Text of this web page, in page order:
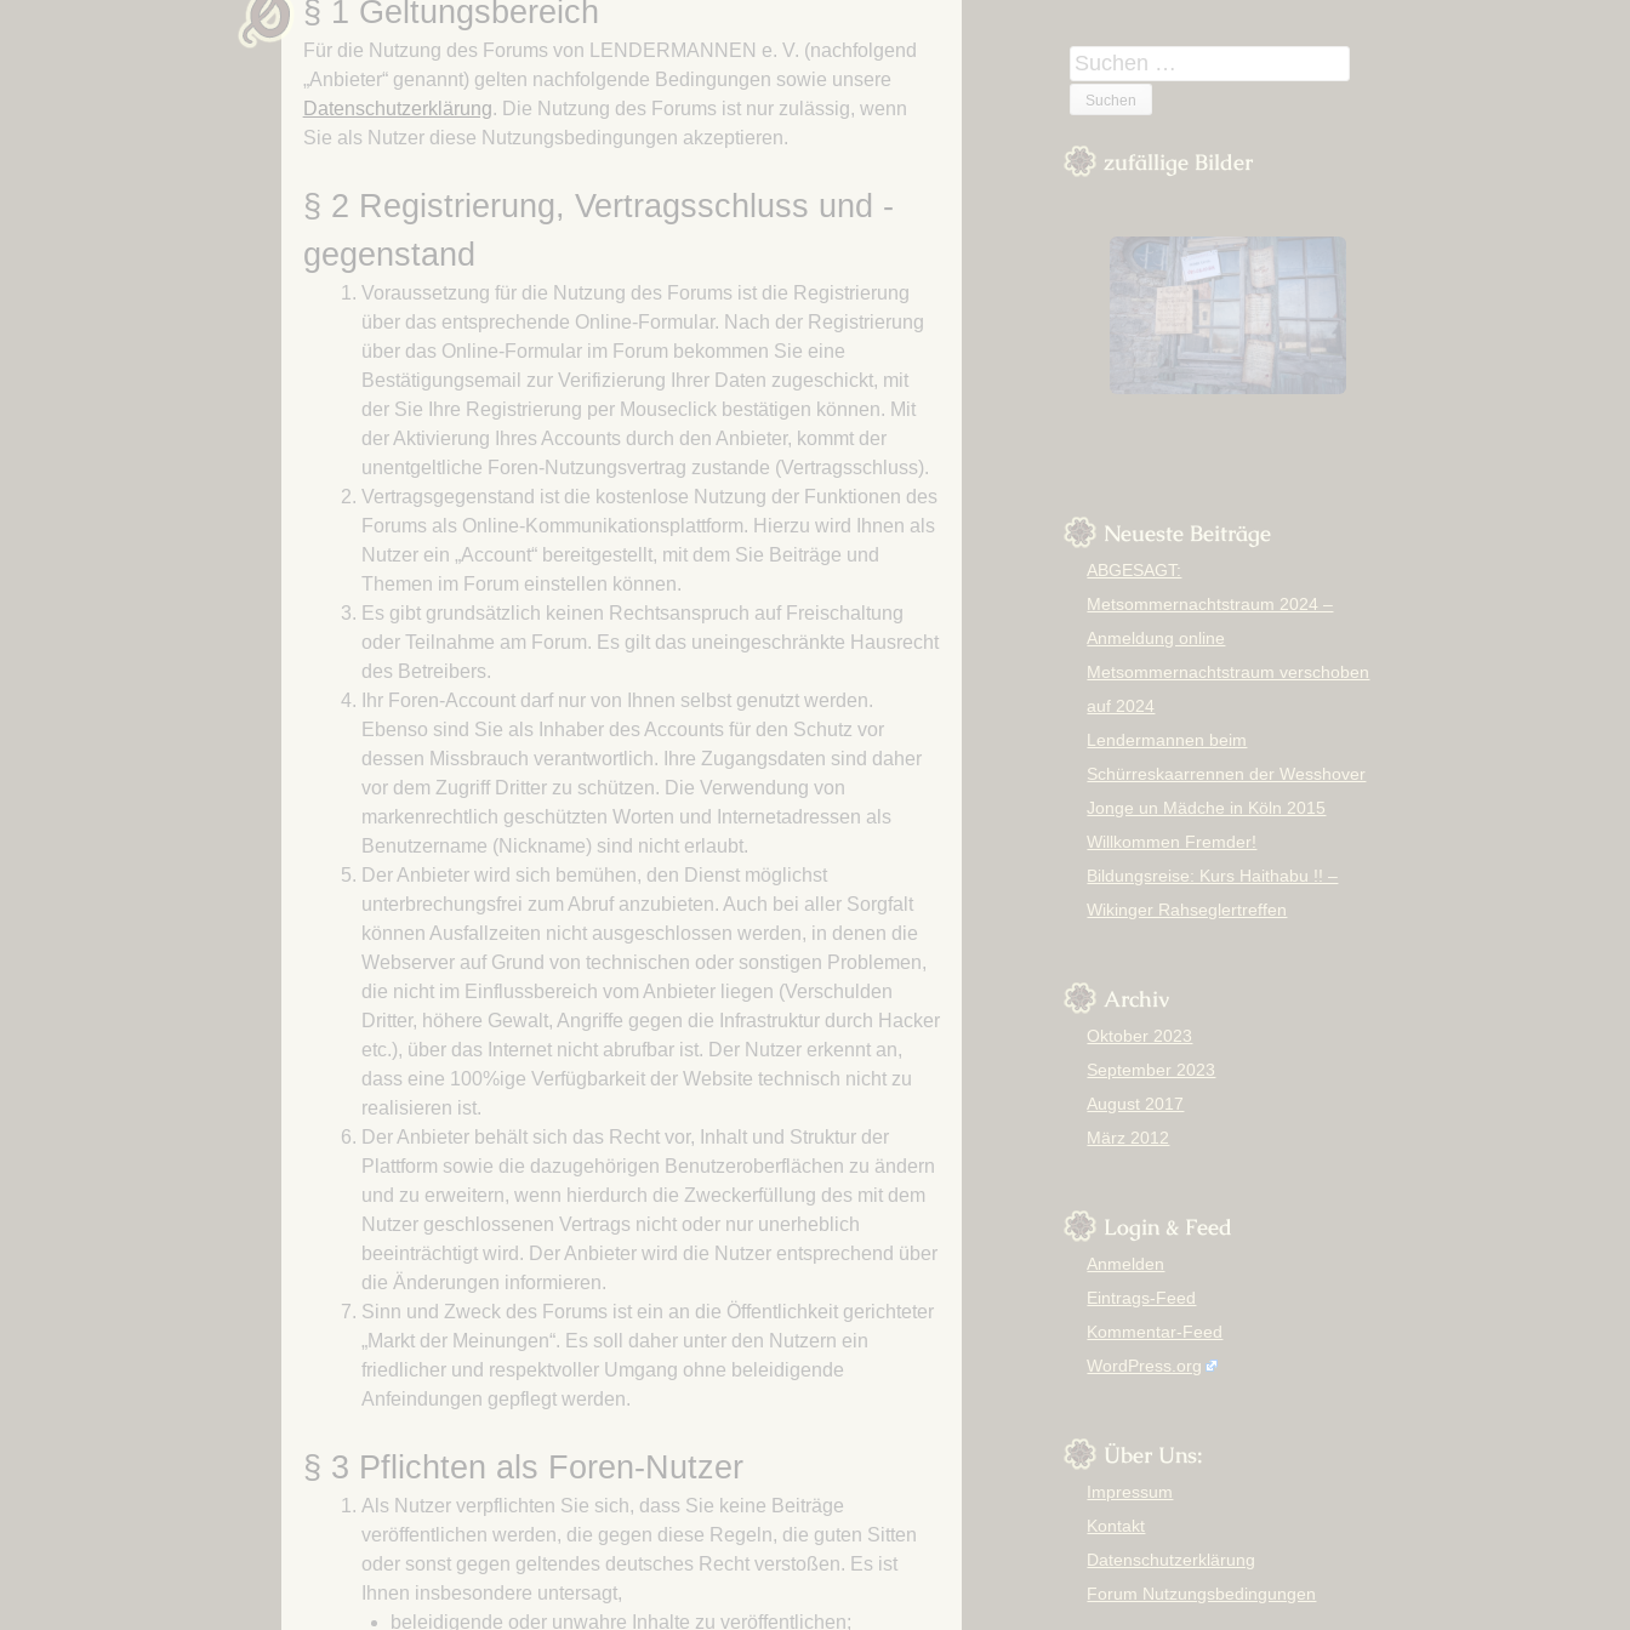
Kapitel 04 – Dragodem
Kapitel 05 – Ein Onager für
das Heer
Lendermannen
Lendermannen
Kapitel 08 – Rückkehr
nach Starkadsund
Kapitel 09 – Ein alter
Bekannter
Kapitel 10 – Noch ältere
Bekannte
Kapitel 11 – Die Chatten
Kapitel 12 – Ein Schiff
Kapitel 13 – Eine Jurte
Kapitel 14 – Auch
zerschlagen
Kapitel 15 – Neu-Freystadt
Kapitel 16 – Erste
Lendermannen-Schenke
auf dem Winterthing
Kapitel 17 – Im Lande der
Chatten
Kapitel 18 – Merseberg
Kapitel 19 – Das Land der
Drachen gehört den Orks
Kapitel 20 – Das Land der
Drachen gehörte den Orks
Heeres
§ 1 Geltungsbereich
Für die Nutzung des Forums von LENDERMANNEN e. V. (nachfolgend
„Anbieter“ genannt) gelten nachfolgende Bedingungen sowie unsere
Datenschutzerklärung. Die Nutzung des Forums ist nur zulässig, wenn
Sie als Nutzer diese Nutzungsbedingungen akzeptieren.
§ 2 Registrierung, Vertragsschluss und -
gegenstand
Voraussetzung für die Nutzung des Forums ist die Registrierung
über das entsprechende Online-Formular. Nach der Registrierung
über das Online-Formular im Forum bekommen Sie eine
Bestätigungsemail zur Verifizierung Ihrer Daten zugeschickt, mit
der Sie Ihre Registrierung per Mouseclick bestätigen können. Mit
der Aktivierung Ihres Accounts durch den Anbieter, kommt der
unentgeltliche Foren-Nutzungsvertrag zustande (Vertragsschluss).
Vertragsgegenstand ist die kostenlose Nutzung der Funktionen des
Forums als Online-Kommunikationsplattform. Hierzu wird Ihnen als
Nutzer ein „Account“ bereitgestellt, mit dem Sie Beiträge und
Themen im Forum einstellen können.
Es gibt grundsätzlich keinen Rechtsanspruch auf Freischaltung
oder Teilnahme am Forum. Es gilt das uneingeschränkte Hausrecht
des Betreibers.
Ihr Foren-Account darf nur von Ihnen selbst genutzt werden.
Ebenso sind Sie als Inhaber des Accounts für den Schutz vor
dessen Missbrauch verantwortlich. Ihre Zugangsdaten sind daher
vor dem Zugriff Dritter zu schützen. Die Verwendung von
markenrechtlich geschützten Worten und Internetadressen als
Benutzername (Nickname) sind nicht erlaubt.
Der Anbieter wird sich bemühen, den Dienst möglichst
unterbrechungsfrei zum Abruf anzubieten. Auch bei aller Sorgfalt
können Ausfallzeiten nicht ausgeschlossen werden, in denen die
Webserver auf Grund von technischen oder sonstigen Problemen,
die nicht im Einflussbereich vom Anbieter liegen (Verschulden
Dritter, höhere Gewalt, Angriffe gegen die Infrastruktur durch Hacker
etc.), über das Internet nicht abrufbar ist. Der Nutzer erkennt an,
dass eine 100%ige Verfügbarkeit der Website technisch nicht zu
realisieren ist.
Der Anbieter behält sich das Recht vor, Inhalt und Struktur der
Plattform sowie die dazugehörigen Benutzeroberflächen zu ändern
und zu erweitern, wenn hierdurch die Zweckerfüllung des mit dem
Nutzer geschlossenen Vertrags nicht oder nur unerheblich
beeinträchtigt wird. Der Anbieter wird die Nutzer entsprechend über
die Änderungen informieren.
Sinn und Zweck des Forums ist ein an die Öffentlichkeit gerichteter
„Markt der Meinungen“. Es soll daher unter den Nutzern ein
friedlicher und respektvoller Umgang ohne beleidigende
Anfeindungen gepflegt werden.
§ 3 Pflichten als Foren-Nutzer
Als Nutzer verpflichten Sie sich, dass Sie keine Beiträge
veröffentlichen werden, die gegen diese Regeln, die guten Sitten
oder sonst gegen geltendes deutsches Recht verstoßen. Es ist
Ihnen insbesondere untersagt,
beleidigende oder unwahre Inhalte zu veröffentlichen;
Suchen
nach:
zufällige Bilder
Neueste Beiträge
ABGESAGT:
Metsommernachtstraum 2024 –
Anmeldung online
Metsommernachtstraum verschoben
auf 2024
Lendermannen beim
Schürreskaarrennen der Wesshover
Jonge un Mädche in Köln 2015
Willkommen Fremder!
Bildungsreise: Kurs Haithabu !! –
Wikinger Rahseglertreffen
Archiv
Oktober 2023
September 2023
August 2017
März 2012
Login & Feed
Anmelden
Eintrags-Feed
Kommentar-Feed
WordPress.org
Über Uns:
Impressum
Kontakt
Datenschutzerklärung
Forum Nutzungsbedingungen